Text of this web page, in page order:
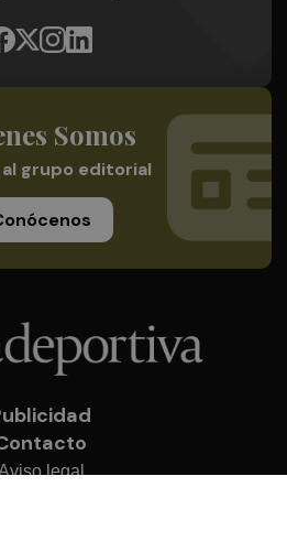
Somos
grupo editorial
legal